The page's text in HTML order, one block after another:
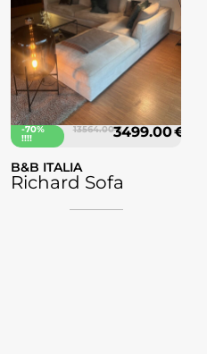
-70%
!!!!
13564.00 €3499.00 €
B&B ITALIA
Richard Sofa